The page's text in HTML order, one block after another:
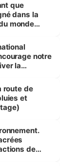
que
dans la
monde
notre
la
route de
et
de